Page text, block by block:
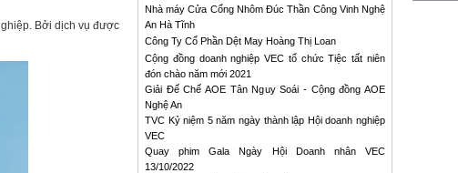
Bởi dịch vụ được
Nhà máy Cửa Cổng Nhôm Đúc Thần Công Vinh Nghệ
An Hà Tĩnh
Công Ty Cổ Phần Dệt May Hoàng Thị Loan
Cộng đồng doanh nghiệp VEC tổ chức Tiệc tất niên
đón chào năm mới 2021
Giải Đế Chế AOE Tân Nguy Soái - Cộng đồng AOE
Nghệ An
TVC Kỷ niệm 5 năm ngày thành lập Hội doanh nghiệp
VEC
Quay phim Gala Ngày Hội Doanh nhân VEC
13/10/2022